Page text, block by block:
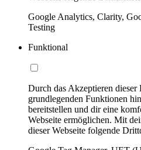
Google Analytics, Clarity,
Testing
Funktional
Durch das Akzeptieren
grundlegenden Funktionen
bereitstellen und dir eine
Webseite ermöglichen. Mit
dieser Webseite folgende